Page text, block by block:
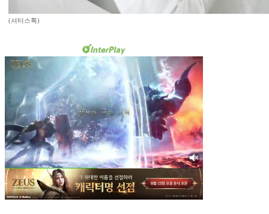
(셔터스톡)